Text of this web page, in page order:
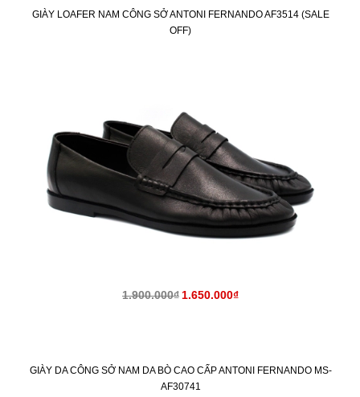
GIÀY LOAFER NAM CÔNG SỞ ANTONI FERNANDO AF3514 (SALE
OFF)
1.900.000₫1.650.000₫
GIÀY DA CÔNG SỞ NAM DA BÒ CAO CẤP ANTONI FERNANDO MS-
AF30741